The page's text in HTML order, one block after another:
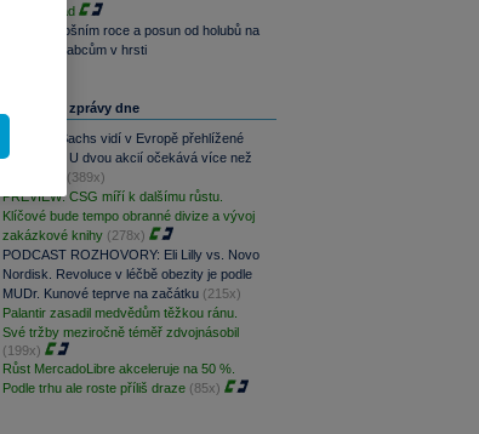
další propad
Zisky v letošním roce a posun od holubů na
střeše k vrabcům v hrsti
Nejčtenější zprávy dne
Goldman Sachs vidí v Evropě přehlížené
příležitosti. U dvou akcií očekává více než
(389x)
PREVIEW: CSG míří k dalšímu růstu.
Klíčové bude tempo obranné divize a vývoj
zakázkové knihy (278x)
PODCAST ROZHOVORY: Eli Lilly vs. Novo
Nordisk. Revoluce v léčbě obezity je podle
MUDr. Kunové teprve na začátku (215x)
Palantir zasadil medvědům těžkou ránu.
Své tržby meziročně téměř zdvojnásobil
(199x)
Růst MercadoLibre akceleruje na 50 %.
Podle trhu ale roste příliš draze (85x)